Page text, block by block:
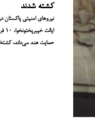
کشته شدند
نیروهای امنیتی پاکستان
حمایت هند می‌داند،